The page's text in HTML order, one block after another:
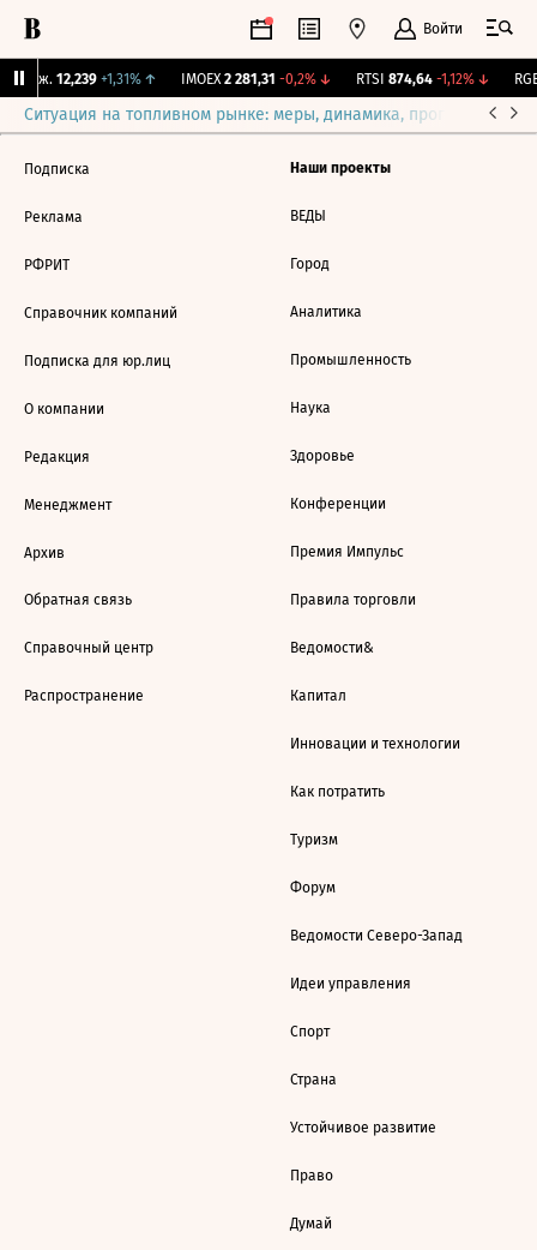
Войти
Бирж. 12,239 +1,31%↑ IMOEX 2 281,31 -0,2%↓ RTSI 874,64 -1,12%↓
Ситуация на топливном рынке: меры, динамика, прогнозы
Подписка
Реклама
РФРИТ
Справочник компаний
Подписка для юр.лиц
О компании
Редакция
Менеджмент
Архив
Обратная связь
Справочный центр
Распространение
Наши проекты
ВЕДЫ
Город
Аналитика
Промышленность
Наука
Здоровье
Конференции
Премия Импульс
Правила торговли
Ведомости&
Капитал
Инновации и технологии
Как потратить
Туризм
Форум
Ведомости Северо-Запад
Идеи управления
Спорт
Страна
Устойчивое развитие
Право
Думай